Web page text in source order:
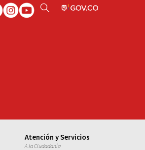
Atención y Servicios
A la Ciudadanía